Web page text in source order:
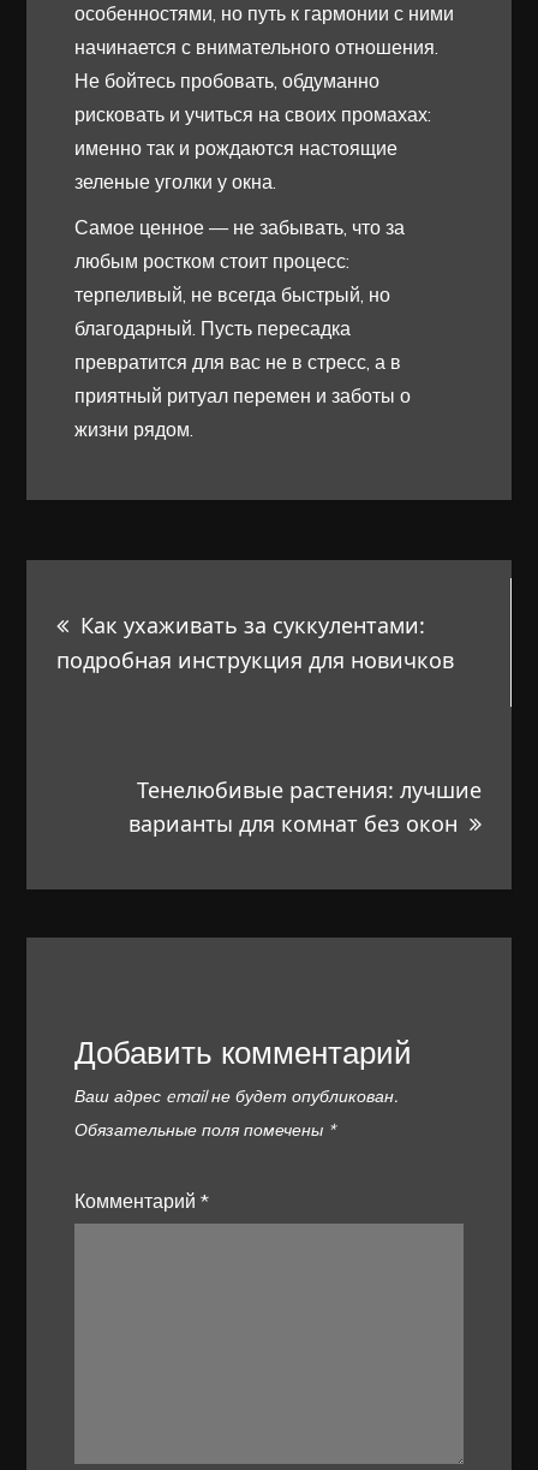
особенностями, но путь к гармонии с ними
начинается с внимательного отношения.
Не бойтесь пробовать, обдуманно
рисковать и учиться на своих промахах:
именно так и рождаются настоящие
зеленые уголки у окна.
Самое ценное — не забывать, что за
любым ростком стоит процесс:
терпеливый, не всегда быстрый, но
благодарный. Пусть пересадка
превратится для вас не в стресс, а в
приятный ритуал перемен и заботы о
жизни рядом.
по
Как ухаживать за суккулентами:
подробная инструкция для новичков
Тенелюбивые растения: лучшие
варианты для комнат без окон
Добавить комментарий
Ваш адрес email не будет опубликован.
Обязательные поля помечены *
Комментарий*